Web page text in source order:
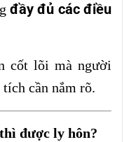
đầy đủ các điều
cốt lõi mà người
cần nắm rõ.
được ly hôn?